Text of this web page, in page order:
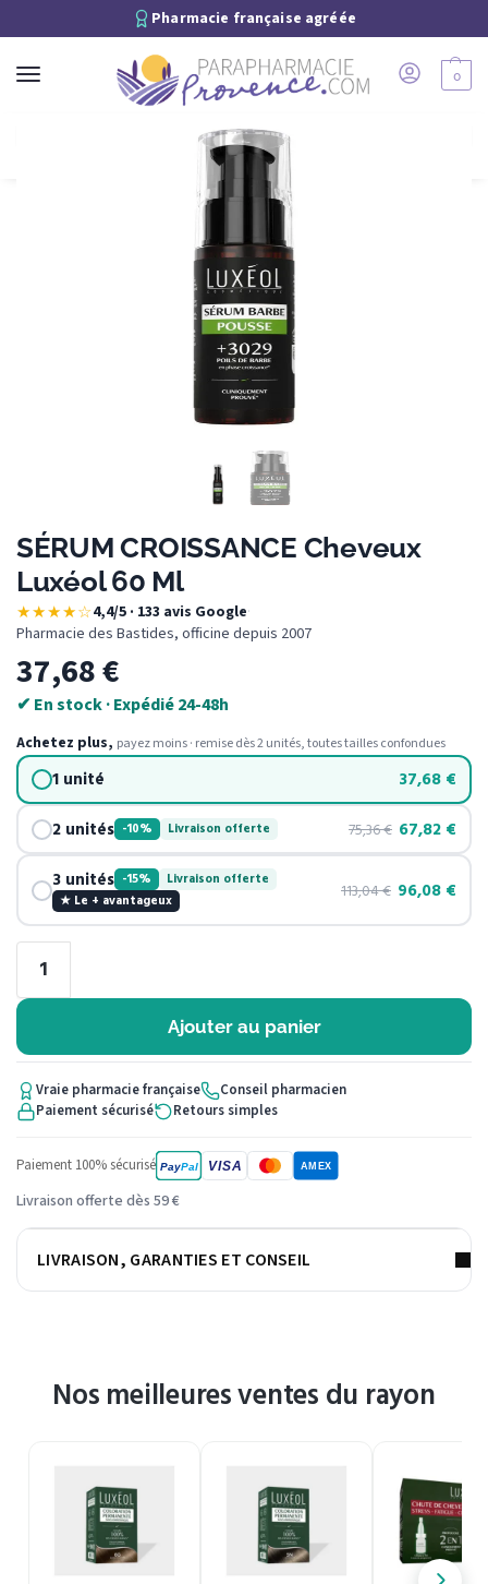
Pharmacie française agréée
0
SÉRUM CROISSANCE Cheveux
Luxéol 60 Ml
★★★★☆4,4/5 · 133 avis Google·
Pharmacie des Bastides, officine depuis 2007
37,68€
✔ En stock · Expédié 24-48h
Achetez plus, payez moins · remise dès 2 unités, toutes tailles confondues
1 unité 37,68 €
2 unités -10% Livraison offerte 75,36€ 67,82 €
3 unités -15%
Livraison offerte
★ Le + avantageux
113,04€ 96,08 €
Ajouter au panier
Vraie pharmacie française
Conseil pharmacien
Paiement sécurisé
Retours simples
Paiement 100% sécurisé PayPal VISA AMEX
Livraison offerte dès 59 €
LIVRAISON, GARANTIES ET CONSEIL
Nos meilleures ventes du rayon